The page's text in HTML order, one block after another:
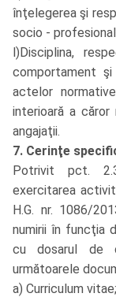
înţelegerea şi
socio -
l)Disciplina,
comportament
actelor
interioară a
angajaţii.
7. Cerinţe
Potrivit pct.
exercitarea
H.G. nr. 1086/
numirii în funcţia
cu dosarul de
următoarele
a) Curriculum vitae;